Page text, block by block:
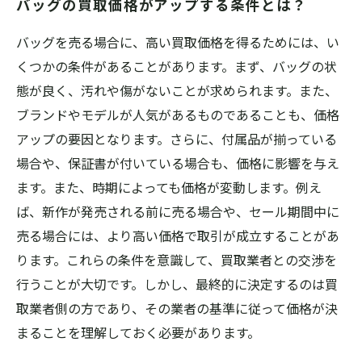
バッグの買取価格がアップする条件とは？
バッグを売る場合に、高い買取価格を得るためには、い
くつかの条件があることがあります。まず、バッグの状
態が良く、汚れや傷がないことが求められます。また、
ブランドやモデルが人気があるものであることも、価格
アップの要因となります。さらに、付属品が揃っている
場合や、保証書が付いている場合も、価格に影響を与え
ます。また、時期によっても価格が変動します。例え
ば、新作が発売される前に売る場合や、セール期間中に
売る場合には、より高い価格で取引が成立することがあ
ります。これらの条件を意識して、買取業者との交渉を
行うことが大切です。しかし、最終的に決定するのは買
取業者側の方であり、その業者の基準に従って価格が決
まることを理解しておく必要があります。